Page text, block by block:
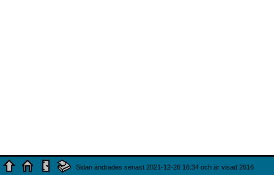
Sidan ändrades senast 2021-12-26 16:34 och är visad 2616